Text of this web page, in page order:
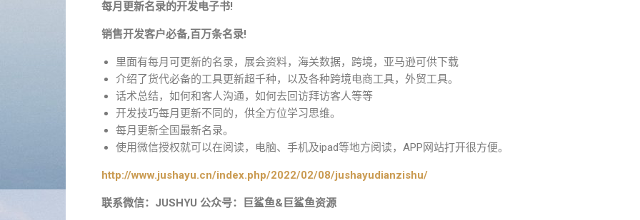
每月更新名录的开发电子书!
销售开发客户必备,百万条名录!
里面有每月可更新的名录，展会资料，海关数据，跨境，亚马逊可供下载
介绍了货代必备的工具更新超千种，以及各种跨境电商工具，外贸工具。
话术总结，如何和客人沟通，如何去回访拜访客人等等
开发技巧每月更新不同的，供全方位学习思维。
每月更新全国最新名录。
使用微信授权就可以在阅读，电脑、手机及ipad等地方阅读，APP网站打开很方便。
http://www.jushayu.cn/index.php/2022/02/08/jushayudianzishu/
联系微信：JUSHYU 公众号：巨鲨鱼&巨鲨鱼资源